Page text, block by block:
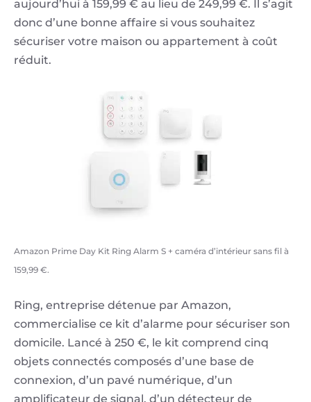
aujourd’hui à 159,99 € au lieu de 249,99 €. Il s’agit
donc d’une bonne affaire si vous souhaitez
sécuriser votre maison ou appartement à coût
réduit.
Amazon Prime Day Kit Ring Alarm S + caméra d’intérieur sans fil à
159,99 €.
Ring, entreprise détenue par Amazon,
commercialise ce kit d’alarme pour sécuriser son
domicile. Lancé à 250 €, le kit comprend cinq
objets connectés composés d’une base de
connexion, d’un pavé numérique, d’un
amplificateur de signal, d’un détecteur de